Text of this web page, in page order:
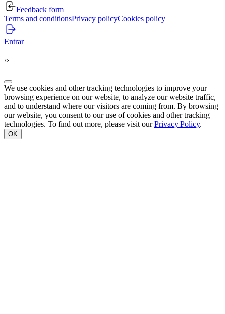
Feedback form
Terms and conditionsPrivacy policyCookies policy
Entrar
‹›
We use cookies and other tracking technologies to improve your
browsing experience on our website, to analyze our website traffic,
and to understand where our visitors are coming from. By browsing
our website, you consent to our use of cookies and other tracking
technologies. To find out more, please visit ourPrivacy Policy.
OK